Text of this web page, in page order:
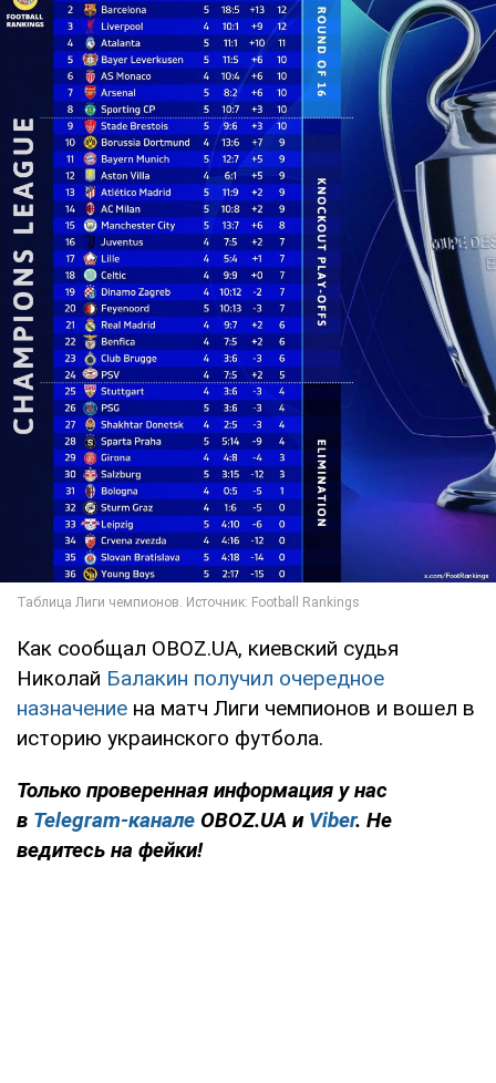
Как сообщал OBOZ.UA, киевский судья
Николай Балакин получил очередное
назначение на матч Лиги чемпионов и вошел в
историю украинского футбола.
Только проверенная информация у нас
в Telegram-канале OBOZ.UA и Viber. Не
ведитесь на фейки!